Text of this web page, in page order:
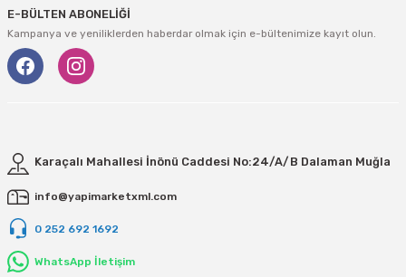
E-BÜLTEN ABONELİĞİ
Kampanya ve yeniliklerden haberdar olmak için e-bültenimize kayıt olun.
Karaçalı Mahallesi İnönü Caddesi No:24/A/B Dalaman Muğla
info@yapimarketxml.com
0 252 692 1692
WhatsApp İletişim